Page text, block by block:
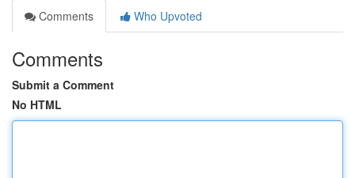
Comments
Who Upvoted
Comments
Submit a Comment
No HTML